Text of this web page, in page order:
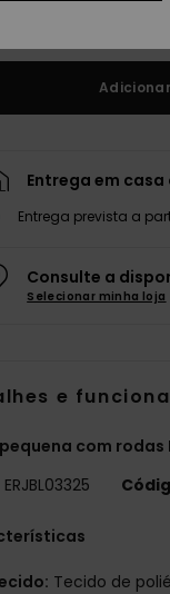
Entrega em
Entrega prevista a
Consulte a
Selecionar minha loja
e
com rodas
ERJBL03325
Tecido de